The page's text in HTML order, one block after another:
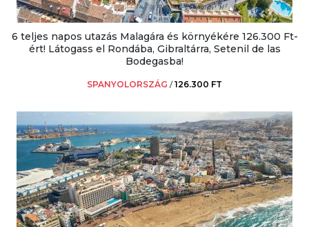
6 teljes napos utazás Malagára és környékére 126.300 Ft-
ért! Látogass el Rondába, Gibraltárra, Setenil de las
Bodegasba!
SPANYOLORSZÁG /126.300 FT